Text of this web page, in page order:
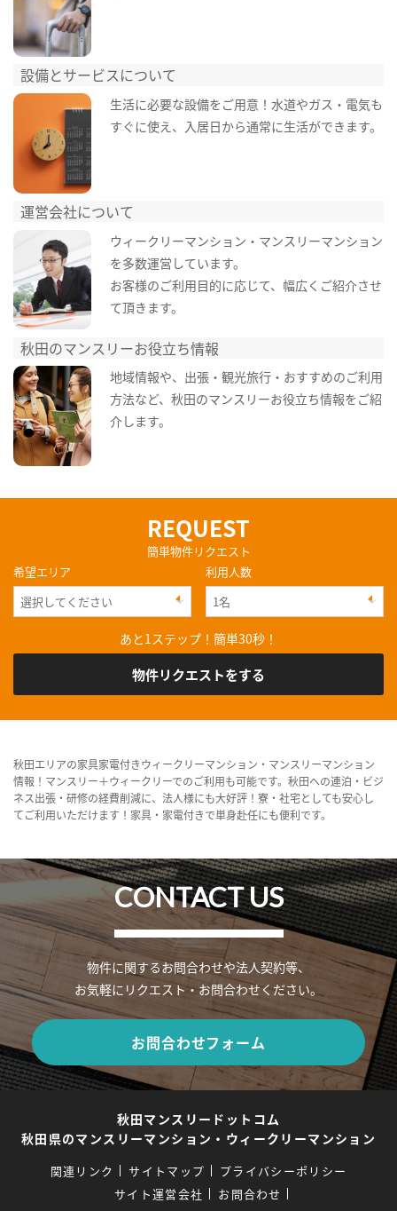
設備とサービスについて
生活に必要な設備をご用意！水道やガス・電気も
すぐに使え、入居日から通常に生活ができます。
運営会社について
ウィークリーマンション・マンスリーマンション
を多数運営しています。
お客様のご利用目的に応じて、幅広くご紹介させ
て頂きます。
秋田のマンスリーお役立ち情報
地域情報や、出張・観光旅行・おすすめのご利用
方法など、秋田のマンスリーお役立ち情報をご紹
介します。
REQUEST
簡単物件リクエスト
希望エリア
利用人数
あと1ステップ！簡単30秒！
物件リクエストをする
秋田エリアの家具家電付きウィークリーマンション・マンスリーマンション
情報！マンスリー＋ウィークリーでのご利用も可能です。秋田への連泊・ビジ
ネス出張・研修の経費削減に、法人様にも大好評！寮・社宅としても安心し
てご利用いただけます！家具・家電付きで単身赴任にも便利です。
CONTACT US
物件に関するお問合わせや法人契約等、
お気軽にリクエスト・お問合わせください。
お問合わせフォーム
秋田マンスリードットコム
秋田県のマンスリーマンション・ウィークリーマンション
関連リンク サイトマップ
プライバシーポリシー
サイト運営会社
お問合わせ